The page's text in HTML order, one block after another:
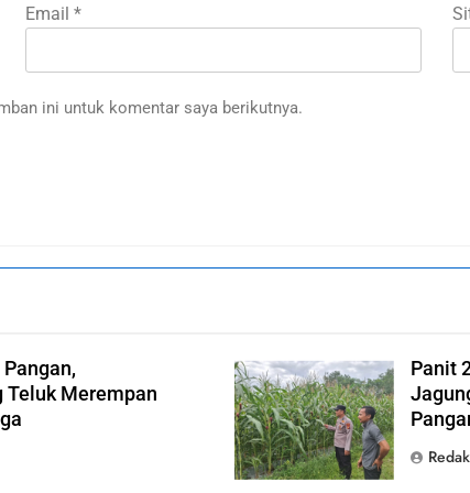
Email*
ini untuk komentar saya berikutnya.
Teluk Merempan
Panit